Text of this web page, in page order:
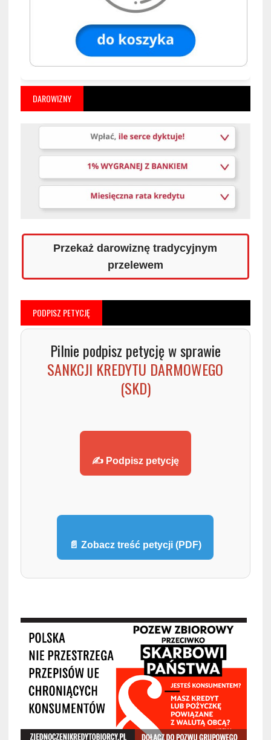
DAROWIZNY
Przekaż darowiznę tradycyjnym
przelewem
PODPISZ PETYCJĘ
Pilnie podpisz petycję w sprawie
SANKCJI KREDYTU DARMOWEGO
(SKD)
✍️ Podpisz petycję
📄 Zobacz treść petycji (PDF)